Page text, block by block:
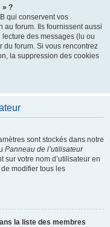
» ?
qui conservent vos
au forum. Ils fournissent aussi
des messages (lu ou
du forum. Si vous rencontrez
la suppression des cookies
sont stockés dans notre
Panneau de l’utilisateur
votre nom d’utilisateur en
modifier tous les
la liste des membres